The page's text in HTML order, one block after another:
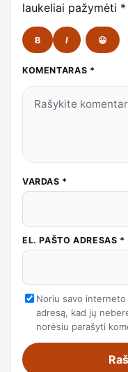
laukeliai pažymėti *
B I 😀
KOMENTARAS *
VARDAS *
EL. PAŠTO ADRESAS *
Noriu savo
adresą, kad jų
norėsiu parašyti